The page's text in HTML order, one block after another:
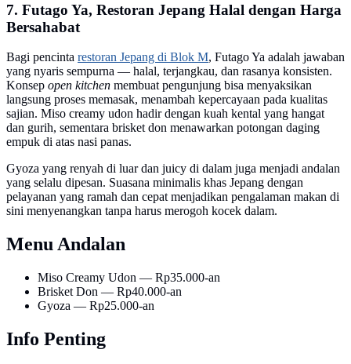
7. Futago Ya, Restoran Jepang Halal dengan Harga
Bersahabat
Bagi pencinta restoran Jepang di Blok M, Futago Ya adalah jawaban
yang nyaris sempurna — halal, terjangkau, dan rasanya konsisten.
Konsep open kitchen membuat pengunjung bisa menyaksikan
langsung proses memasak, menambah kepercayaan pada kualitas
sajian. Miso creamy udon hadir dengan kuah kental yang hangat
dan gurih, sementara brisket don menawarkan potongan daging
empuk di atas nasi panas.
Gyoza yang renyah di luar dan juicy di dalam juga menjadi andalan
yang selalu dipesan. Suasana minimalis khas Jepang dengan
pelayanan yang ramah dan cepat menjadikan pengalaman makan di
sini menyenangkan tanpa harus merogoh kocek dalam.
Menu Andalan
Miso Creamy Udon — Rp35.000-an
Brisket Don — Rp40.000-an
Gyoza — Rp25.000-an
Info Penting